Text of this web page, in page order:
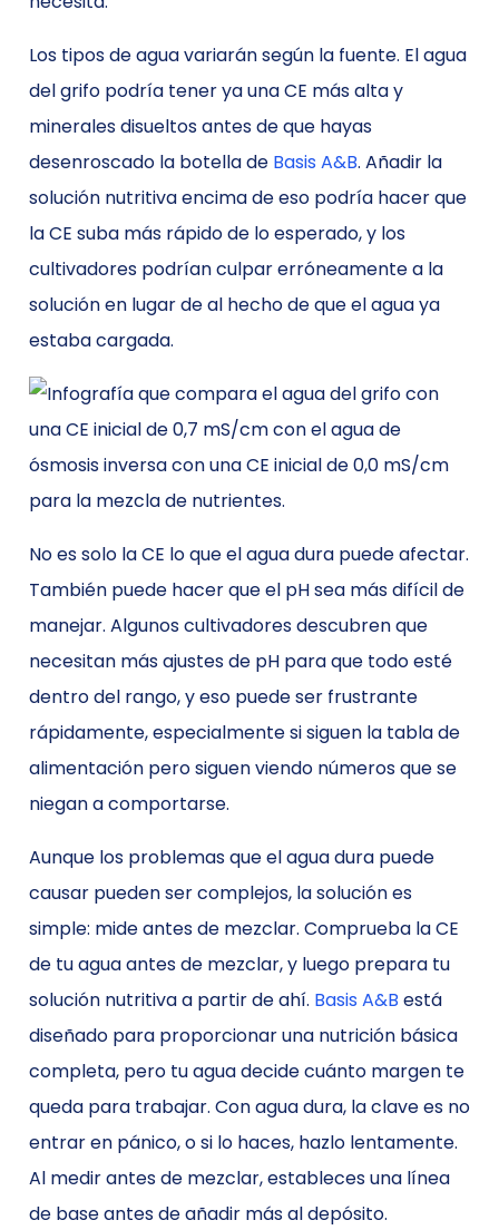
Los tipos de agua variarán según la fuente. El agua
del grifo podría tener ya una CE más alta y
minerales disueltos antes de que hayas
desenroscado la botella de Basis A&B. Añadir la
solución nutritiva encima de eso podría hacer que
la CE suba más rápido de lo esperado, y los
cultivadores podrían culpar erróneamente a la
solución en lugar de al hecho de que el agua ya
estaba cargada.
No es solo la CE lo que el agua dura puede afectar.
También puede hacer que el pH sea más difícil de
manejar. Algunos cultivadores descubren que
necesitan más ajustes de pH para que todo esté
dentro del rango, y eso puede ser frustrante
rápidamente, especialmente si siguen la tabla de
alimentación pero siguen viendo números que se
niegan a comportarse.
Aunque los problemas que el agua dura puede
causar pueden ser complejos, la solución es
simple: mide antes de mezclar. Comprueba la CE
de tu agua antes de mezclar, y luego prepara tu
solución nutritiva a partir de ahí. Basis A&B está
diseñado para proporcionar una nutrición básica
completa, pero tu agua decide cuánto margen te
queda para trabajar. Con agua dura, la clave es no
entrar en pánico, o si lo haces, hazlo lentamente.
Al medir antes de mezclar, estableces una línea
de base antes de añadir más al depósito.